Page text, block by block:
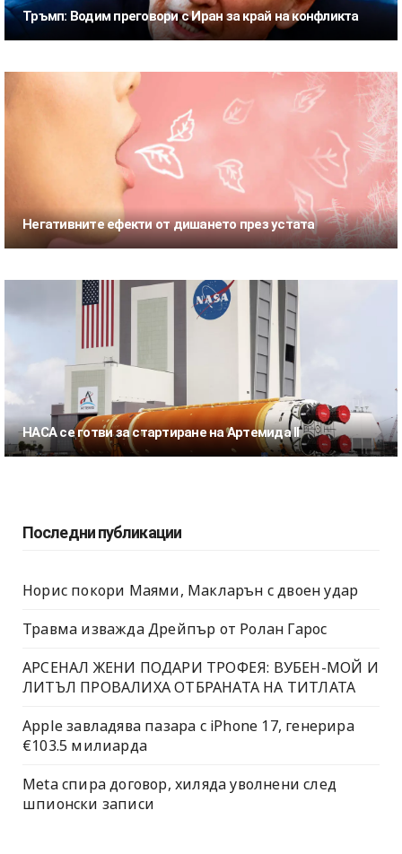
Тръмп: Водим преговори с Иран за край на конфликта
Негативните ефекти от дишането през устата
НАСА се готви за стартиране на Артемида II
Последни публикации
Норис покори Маями, Макларън с двоен удар
Травма изважда Дрейпър от Ролан Гарос
АРСЕНАЛ ЖЕНИ ПОДАРИ ТРОФЕЯ: ВУБЕН-МОЙ И
ЛИТЪЛ ПРОВАЛИХА ОТБРАНАТА НА ТИТЛАТА
Apple завладява пазара с iPhone 17, генерира
€103.5 милиарда
Meta спира договор, хиляда уволнени след
шпионски записи